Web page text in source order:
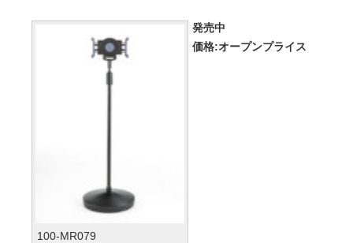
100-MR079
発売中
価格:オープンプライス